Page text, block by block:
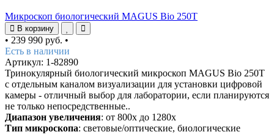
Микроскоп биологический MAGUS Bio 250T
В корзину
• 239 990 руб. •
Есть в наличии
Артикул: 1-82890
Тринокулярный биологический микроскоп MAGUS Bio 250T
с отдельным каналом визуализации для установки цифровой
камеры - отличный выбор для лаборатории, если планируются
не только непосредственные..
Диапазон увеличения: от 800х до 1280х
Тип микроскопа: световые/оптические, биологические